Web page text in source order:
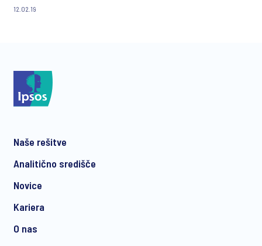
12.02.19
Naše rešitve
Analitično središče
Novice
Kariera
O nas